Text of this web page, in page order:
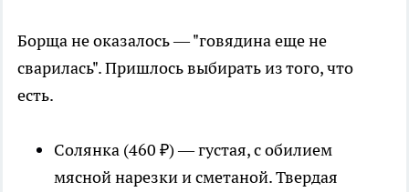
Борща не оказалось — "говядина еще не
сварилась". Пришлось выбирать из того, что
есть.
Солянка (460 ₽) — густая, с обилием
мясной нарезки и сметаной. Твердая